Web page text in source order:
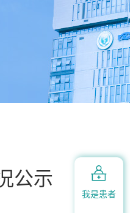
公示 
我是患者